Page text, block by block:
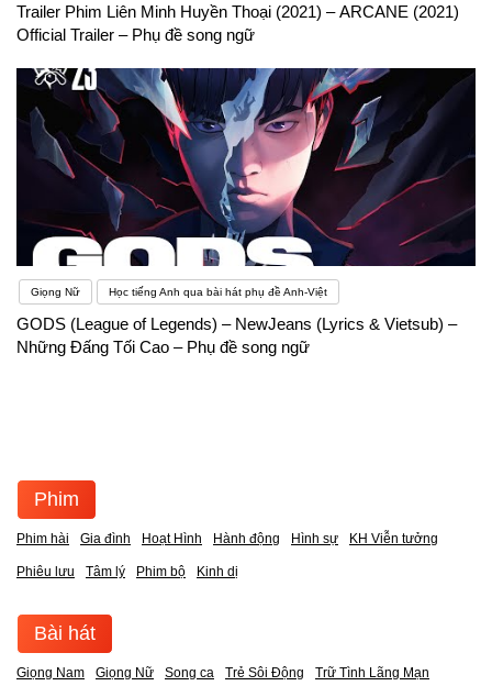
Trailer Phim Liên Minh Huyền Thoại (2021) – ARCANE (2021)
Official Trailer – Phụ đề song ngữ
Giọng Nữ Học tiếng Anh qua bài hát phụ đề Anh-Việt
GODS (League of Legends) – NewJeans (Lyrics & Vietsub) –
Những Đấng Tối Cao – Phụ đề song ngữ
Phim
Phim hài Gia đình Hoạt Hình Hành động Hình sự KH Viễn tưởng
Phiêu lưu Tâm lý Phim bộ Kinh dị
Bài hát
Giọng Nam Giọng Nữ Song ca Trẻ Sôi Động Trữ Tình Lãng Mạn